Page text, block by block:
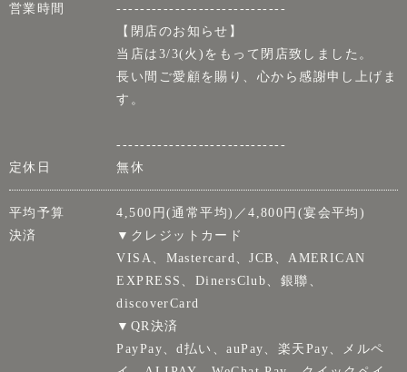
営業時間
-----------------------------
【閉店のお知らせ】
当店は3/3(火)をもって閉店致しました。
長い間ご愛顧を賜り、心から感謝申し上げま
す。
-----------------------------
定休日
無休
平均予算
4,500円(通常平均)／4,800円(宴会平均)
決済
▼クレジットカード
VISA、Mastercard、JCB、AMERICAN
EXPRESS、DinersClub、銀聯、
discoverCard
▼QR決済
PayPay、d払い、auPay、楽天Pay、メルペ